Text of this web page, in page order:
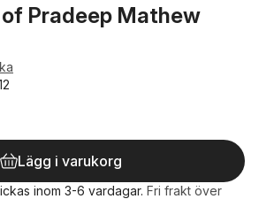
Pradeep Mathew
Lägg i varukorg
inom 3-6 vardagar. Fri frakt över